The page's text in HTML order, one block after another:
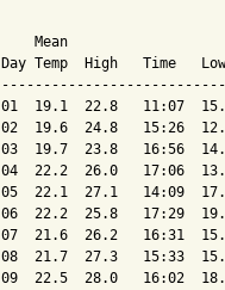
Mean
Day Temp  High   Time
01  19.1  22.8   11:07
02  19.6  24.8   15:26
03  19.7  23.8   16:56
04  22.2  26.0   17:06
05  22.1  27.1   14:09
06  22.2  25.8   17:29
07  21.6  26.2   16:31
08  21.7  27.3   15:33
09  22.5  28.0   16:02